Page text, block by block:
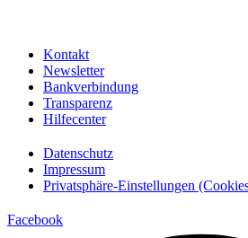
Kontakt
Newsletter
Bankverbindung
Transparenz
Hilfecenter
Datenschutz
Impressum
Privatsphäre-Einstellungen
Facebook